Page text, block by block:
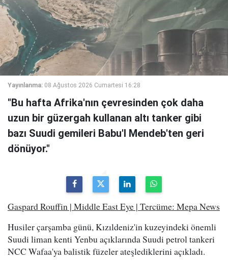
Yayınlanma: 08 Ağustos 2026 Cumartesi 16:28
"Bu hafta Afrika'nın çevresinden çok daha
uzun bir güzergah kullanan altı tanker gibi
bazı Suudi gemileri Babu'l Mendeb'ten geri
dönüyor."
Gaspard Rouffin | Middle East Eye | Tercüme: Mepa News
Husiler çarşamba günü, Kızıldeniz'in kuzeyindeki önemli
Suudi liman kenti Yenbu açıklarında Suudi petrol tankeri
NCC Wafaa'ya balistik füzeler ateşlediklerini açıkladı.